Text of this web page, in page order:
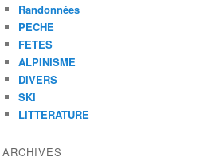
Randonnées
PECHE
FETES
ALPINISME
DIVERS
SKI
LITTERATURE
ARCHIVES